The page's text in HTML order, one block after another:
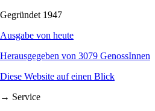
Gegründet 1947
Ausgabe von heute
Herausgegeben von 3079 GenossInnen
Diese Website auf einen Blick
→ Service